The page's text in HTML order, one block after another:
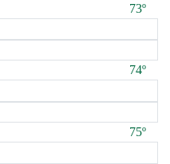
73º
74º
75º